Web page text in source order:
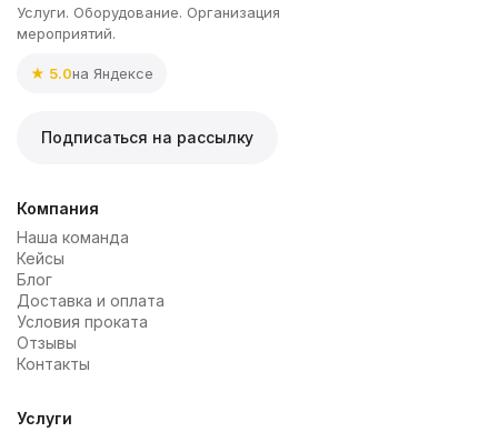
Услуги. Оборудование. Организация
мероприятий.
★ 5.0на Яндексе
Подписаться на рассылку
Компания
Наша команда
Кейсы
Блог
Доставка и оплата
Условия проката
Отзывы
Контакты
Услуги